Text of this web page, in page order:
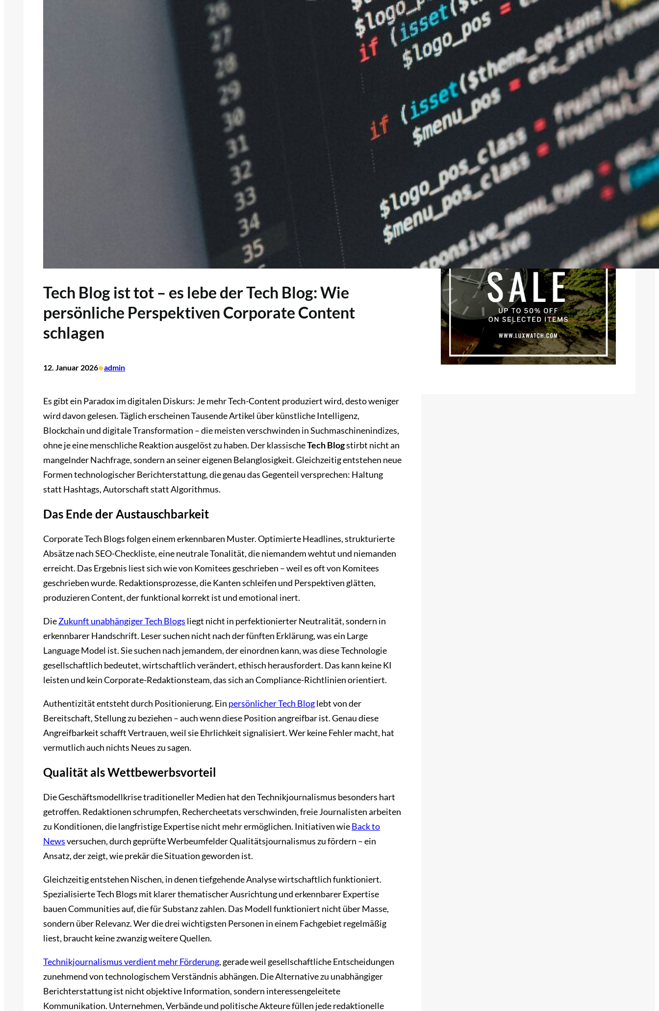
Tech Blog ist tot – es lebe der Tech Blog: Wie
persönliche Perspektiven Corporate Content
schlagen
12. Januar 2026•admin
Es gibt ein Paradox im digitalen Diskurs: Je mehr Tech-Content produziert wird, desto weniger
wird davon gelesen. Täglich erscheinen Tausende Artikel über künstliche Intelligenz,
Blockchain und digitale Transformation – die meisten verschwinden in Suchmaschinenindizes,
ohne je eine menschliche Reaktion ausgelöst zu haben. Der klassischeTech Blogstirbt nicht an
mangelnder Nachfrage, sondern an seiner eigenen Belanglosigkeit. Gleichzeitig entstehen neue
Formen technologischer Berichterstattung, die genau das Gegenteil versprechen: Haltung
statt Hashtags, Autorschaft statt Algorithmus.
Das Ende der Austauschbarkeit
Corporate Tech Blogs folgen einem erkennbaren Muster. Optimierte Headlines, strukturierte
Absätze nach SEO-Checkliste, eine neutrale Tonalität, die niemandem wehtut und niemanden
erreicht. Das Ergebnis liest sich wie von Komitees geschrieben – weil es oft von Komitees
geschrieben wurde. Redaktionsprozesse, die Kanten schleifen und Perspektiven glätten,
produzieren Content, der funktional korrekt ist und emotional inert.
DieZukunft unabhängiger Tech Blogs liegt nicht in perfektionierter Neutralität, sondern in
erkennbarer Handschrift. Leser suchen nicht nach der fünften Erklärung, was ein Large
Language Model ist. Sie suchen nach jemandem, der einordnen kann, was diese Technologie
gesellschaftlich bedeutet, wirtschaftlich verändert, ethisch herausfordert. Das kann keine KI
leisten und kein Corporate-Redaktionsteam, das sich an Compliance-Richtlinien orientiert.
Authentizität entsteht durch Positionierung. Ein persönlicher Tech Bloglebt von der
Bereitschaft, Stellung zu beziehen – auch wenn diese Position angreifbar ist. Genau diese
Angreifbarkeit schafft Vertrauen, weil sie Ehrlichkeit signalisiert. Wer keine Fehler macht, hat
vermutlich auch nichts Neues zu sagen.
Qualität als Wettbewerbsvorteil
Die Geschäftsmodellkrise traditioneller Medien hat den Technikjournalismus besonders hart
getroffen. Redaktionen schrumpfen, Rechercheetats verschwinden, freie Journalisten arbeiten
zu Konditionen, die langfristige Expertise nicht mehr ermöglichen. Initiativen wieBack to
Newsversuchen, durch geprüfte Werbeumfelder Qualitätsjournalismus zu fördern – ein
Ansatz, der zeigt, wie prekär die Situation geworden ist.
Gleichzeitig entstehen Nischen, in denen tiefgehende Analyse wirtschaftlich funktioniert.
Spezialisierte Tech Blogs mit klarer thematischer Ausrichtung und erkennbarer Expertise
bauen Communities auf, die für Substanz zahlen. Das Modell funktioniert nicht über Masse,
sondern über Relevanz. Wer die drei wichtigsten Personen in einem Fachgebiet regelmäßig
liest, braucht keine zwanzig weitere Quellen.
Technikjournalismus verdient mehr Förderung, gerade weil gesellschaftliche Entscheidungen
zunehmend von technologischem Verständnis abhängen. Die Alternative zu unabhängiger
Berichterstattung ist nicht objektive Information, sondern interessengeleitete
Kommunikation. Unternehmen, Verbände und politische Akteure füllen jede redaktionelle
Rauschen verschwinden
29. Dezember 2025
Expertise-Signale für Suchmaschinen –
Warum Autorität wichtiger ist als Backlinks
27. Dezember 2025
Social Media
Facebook
Werbung